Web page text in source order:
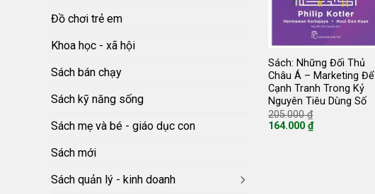
Đồ chơi trẻ em
Khoa học - xã hội
Sách bán chạy
Sách kỹ năng sống
Sách mẹ và bé - giáo dục con
Sách mới
Sách quản lý - kinh doanh
Sách: Những Đối Thủ
Châu Á – Marketing Để
Cạnh Tranh Trong Kỷ
Nguyên Tiêu Dùng Số
205.000₫
164.000₫